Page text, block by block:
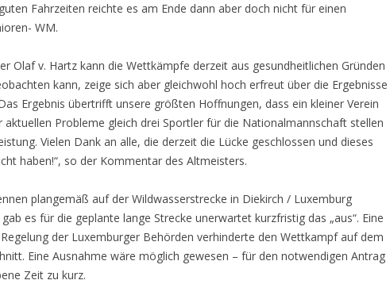
Fahrzeiten reichte es am Ende dann aber doch nicht für einen
WM.
Olaf v. Hartz kann die Wettkämpfe derzeit aus gesundheitlichen Gründen
kann, zeige sich aber gleichwohl hoch erfreut über die Ergebnisse
Ergebnis übertrifft unsere größten Hoffnungen, dass ein kleiner Verein
Probleme gleich drei Sportler für die Nationalmannschaft stellen
Vielen Dank an alle, die derzeit die Lücke geschlossen und dieses
haben!“, so der Kommentar des Altmeisters.
plangemäß auf der Wildwasserstrecke in Diekirch / Luxemburg
es für die geplante lange Strecke unerwartet kurzfristig das „aus“. Eine
der Luxemburger Behörden verhinderte den Wettkampf auf dem
Eine Ausnahme wäre möglich gewesen – für den notwendigen Antrag
Zeit zu kurz.